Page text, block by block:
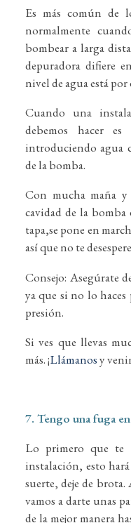
Es más común de
normalmente
bombear a larga
depuradora difiere
nivel de agua está
Cuando una
debemos hacer
introduciendo agua
de la bomba.
Con mucha maña y
cavidad de la
tapa,se pone en
así que no te
Consejo: Asegúrate
ya que si no lo
presión.
Si ves que llevas
más. ¡Llámanosy
7. Tengo una fuga
Lo primero que te
instalación, esto
suerte, deje de brota.
vamos a darte unas
de la mejor manera